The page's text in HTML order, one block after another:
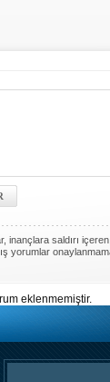
saldırı içeren,
yorumlar
eklenmemiştir.